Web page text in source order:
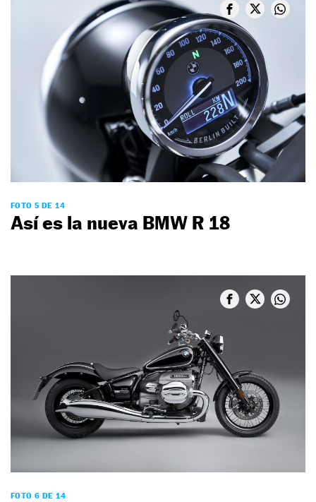
FOTO 5 DE 14
Así es la nueva BMW R 18
FOTO 6 DE 14